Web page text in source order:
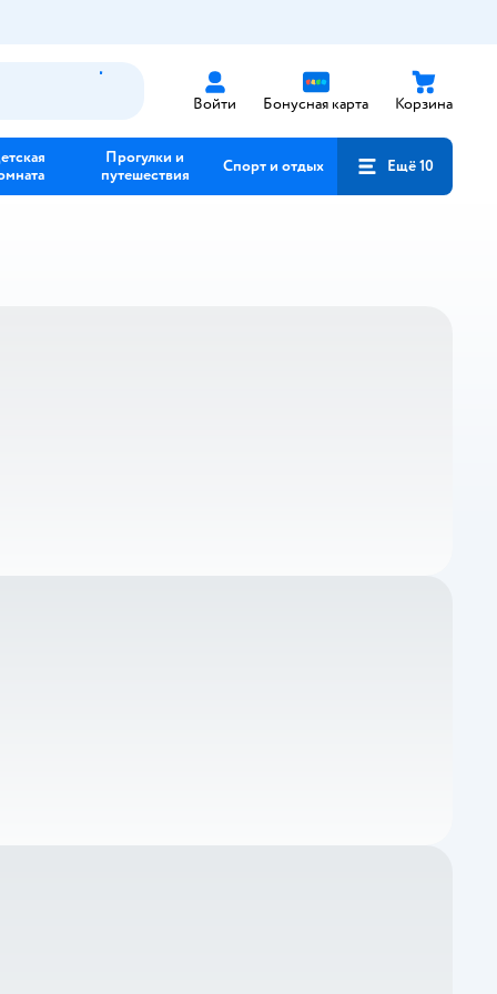
Войти Бонусная карта Корзина
Прогулки и
путешествия
Спорт и отдых Ещё 10